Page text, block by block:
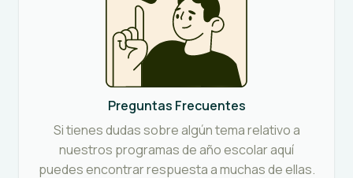
Preguntas Frecuentes
Si tienes dudas sobre algún tema relativo a
nuestros programas de año escolar aquí
puedes encontrar respuesta a muchas de ellas.